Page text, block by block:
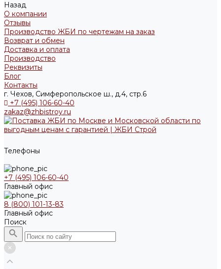
Назад
О компании
Отзывы
Производство ЖБИ по чертежам на заказ
Возврат и обмен
Доставка и оплата
Производство
Реквизиты
Блог
Контакты
г. Чехов, Симферопольское ш., д.4, стр.6
+7 (495) 106-60-40
zakaz@zhbistroy.ru
Телефоны
+7 (495) 106-60-40
Главный офис
8 (800) 101-13-83
Главный офис
Поиск